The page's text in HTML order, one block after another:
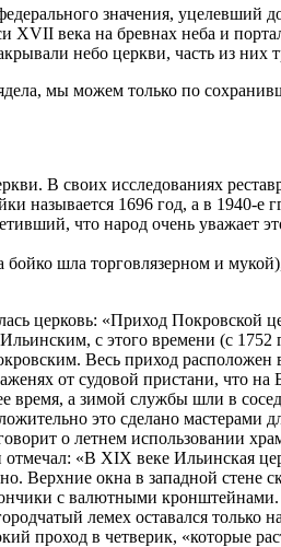
значения, уцелевший
века на бревнах неба и
небо церкви, часть из них
мы можем только по
В своих исследованиях
1696 год, а в 1940-е
что народ очень уважает
шла торговлязерном и
церковь: «Приход Покровской
с этого времени (с 1752
Весь приход расположен
от судовой пристани, что на
а зимой службы шли в
это сделано мастерами
о летнем использовании
«В XIX веке Ильинская
Верхние окна в западной
с валютными кронштейнами.
лемех оставался
проход в четверик, «которые